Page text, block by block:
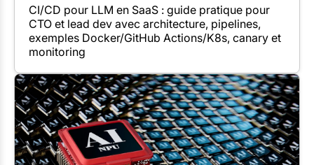
CI/CD pour LLM en SaaS : guide pratique pour
CTO et lead dev avec architecture, pipelines,
exemples Docker/GitHub Actions/K8s, canary et
monitoring